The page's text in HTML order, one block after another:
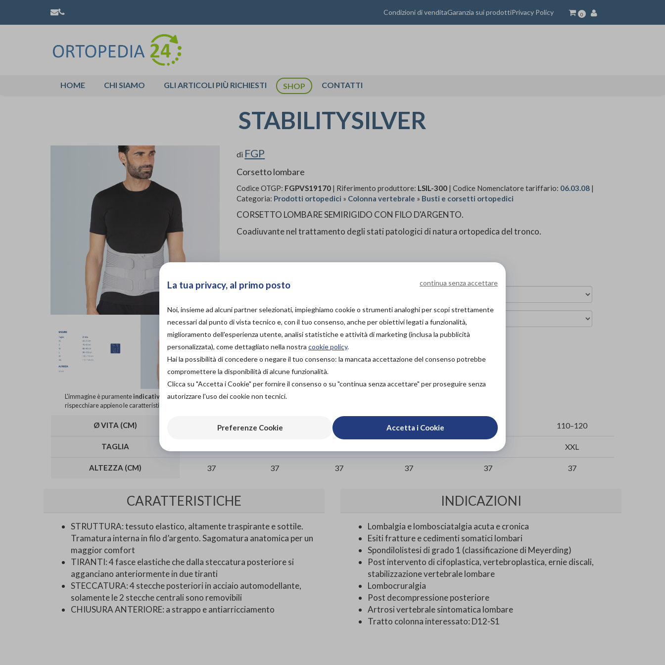
Condizioni di venditaGaranzia sui prodottiPrivacy Policy 0
HOME CHI SIAMO GLI ARTICOLI PIÙ RICHIESTI SHOP CONTATTI
STABILITYSILVER
L'immagine è puramenteindicativa
e potrebbe non
rispecchiare appieno le caratteristiche del prodotto.
di FGP
Corsetto lombare
Codice OTGP: FGPVS19170 | Riferimento produttore: LSIL-300 | Codice Nomenclatore tariffario: 06.03.08 |
Categoria: Prodotti ortopedici » Colonna vertebrale » Busti e corsetti ortopedici
CORSETTO LOMBARE SEMIRIGIDO CON FILO D'ARGENTO.
Coadiuvante nel trattamento degli stati patologici di natura ortopedica del tronco.
PROVA E ACQUISTA IN
NON DISPONIBILE
PROVA E NOLEGGIA IN
NEGOZIO
NON DISPONIBILE
ACQUISTA ONLINE
DA163,00€
Ø VITA (CM) 60-70 70-80 80–90 90–100 100–110 110–120
TAGLIA XXL
ALTEZZA (CM) 37 37 37 37 37 37
CARATTERISTICHE
STRUTTURA: tessuto elastico, altamente traspirante e sottile.
Tramatura interna in filo d’argento. Sagomatura anatomica per un
maggior comfort
TIRANTI: 4 fasce elastiche che dalla steccatura posteriore si
agganciano anteriormente in due tiranti
STECCATURA: 4 stecche posteriori in acciaio automodellante,
solamente le 2 stecche centrali sono removibili
CHIUSURA ANTERIORE: a strappo e antiarricciamento
INDICAZIONI
Lombalgia e lombosciatalgia acuta e cronica
Esiti fratture e cedimenti somatici lombari
Spondilolistesi di grado 1 (classificazione di Meyerding)
Post intervento di cifoplastica, vertebroplastica, ernie discali,
stabilizzazione vertebrale lombare
Lombocruralgia
Post decompressione posteriore
Artrosi vertebrale sintomatica lombare
Tratto colonna interessato: D12-S1
La tua privacy, al primo posto continua senza accettare
Noi, insieme ad alcuni partner selezionati, impieghiamo cookie o strumenti analoghi per scopi strettamente
necessari dal punto di vista tecnico e, con il tuo consenso, anche per obiettivi legati a funzionalità,
miglioramento dell'esperienza utente, analisi statistiche e attività di marketing (inclusa la pubblicità
personalizzata), come dettagliato nella nostra cookie policy.
Hai la possibilità di concedere o negare il tuo consenso: la mancata accettazione del consenso potrebbe
compromettere la disponibilità di alcune funzionalità.
Clicca su "Accetta i Cookie" per fornire il consenso o su "continua senza accettare" per proseguire senza
autorizzare l'uso dei cookie non tecnici.
Preferenze Cookie Accetta i Cookie